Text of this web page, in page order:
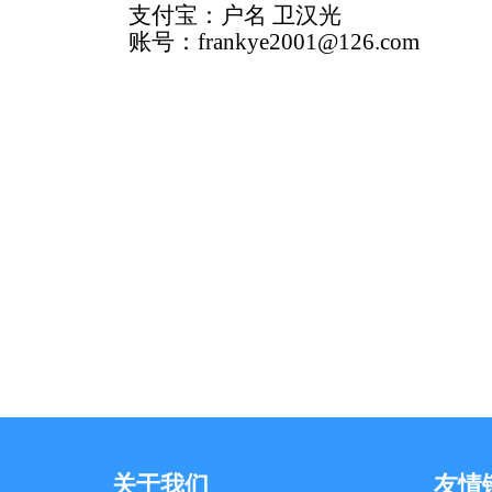
支付宝：户名 卫汉光
账号：frankye2001@126.com
关于我们 友情